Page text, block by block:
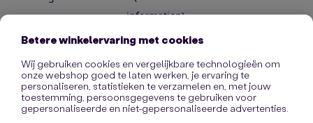
information).
Betere winkelervaring met cookies
Wij gebruiken cookies en vergelijkbare technologieën om
onze webshop goed te laten werken, je ervaring te
personaliseren, statistieken te verzamelen en, met jouw
toestemming, persoonsgegevens te gebruiken voor
gepersonaliseerde en niet-gepersonaliseerde advertenties.